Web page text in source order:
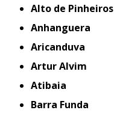
Alto de Pinheiros
Anhanguera
Aricanduva
Artur Alvim
Atibaia
Barra Funda